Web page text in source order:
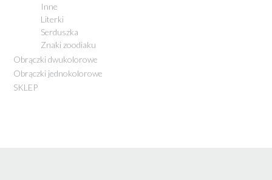
Inne
Literki
Serduszka
Znaki zoodiaku
Obrączki dwukolorowe
Obrączki jednokolorowe
SKLEP